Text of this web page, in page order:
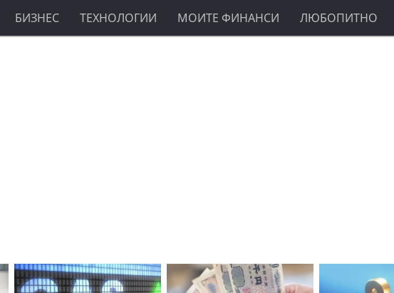
БИЗНЕС ТЕХНОЛОГИИ МОИТЕ ФИНАНСИ ЛЮБОПИТНО